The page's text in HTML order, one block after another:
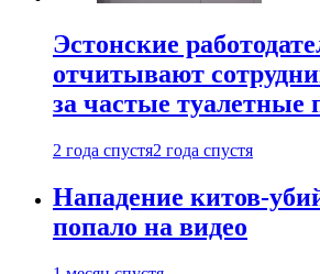
Эстонские
отчитывают
за частые туалетные
2 года спустя2 года спустя
Нападение китов-
попало на видео